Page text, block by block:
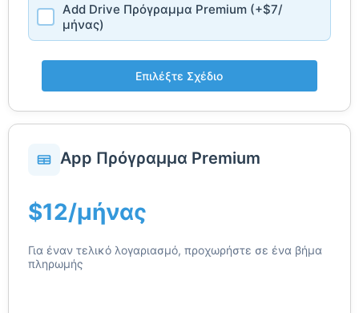
Add Drive Πρόγραμμα Premium (+$7/
μήνας)
Επιλέξτε Σχέδιο
App Πρόγραμμα Premium
$12/μήνας
Για έναν τελικό λογαριασμό, προχωρήστε σε ένα βήμα
πληρωμής